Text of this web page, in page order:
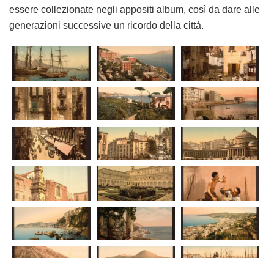
essere collezionate negli appositi album, così da dare alle
generazioni successive un ricordo della città.